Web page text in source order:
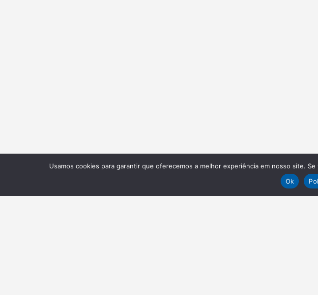
Usamos cookies para garantir que oferecemos a melhor experiência em nosso site.
Ok